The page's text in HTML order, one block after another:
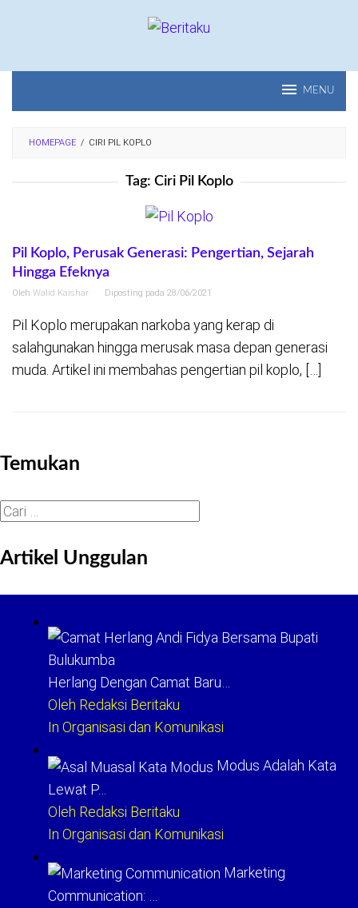
MENU
HOMEPAGE / CIRI PIL KOPLO
Tag: Ciri Pil Koplo
Pil Koplo, Perusak Generasi: Pengertian, Sejarah
Hingga Efeknya
Oleh Walid Kaishar Diposting pada 28/06/2021
Pil Koplo merupakan narkoba yang kerap di
salahgunakan hingga merusak masa depan generasi
muda. Artikel ini membahas pengertian pil koplo, […]
Temukan
Cari
Artikel Unggulan
Herlang Dengan Camat Baru…
Oleh Redaksi Beritaku
In Organisasi dan Komunikasi
Modus Adalah Kata
Lewat P…
Oleh Redaksi Beritaku
In Organisasi dan Komunikasi
Marketing
Communication: …